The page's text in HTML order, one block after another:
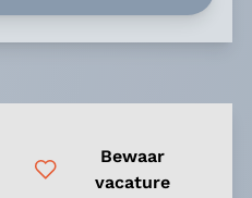
Bewaar
vacature